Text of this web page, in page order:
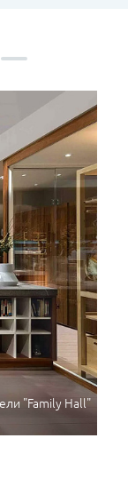
"Family Hall"